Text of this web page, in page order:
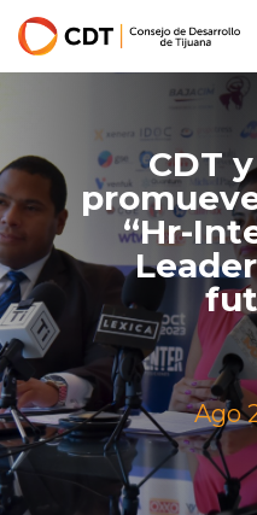
CDT
“Hr-
Ago